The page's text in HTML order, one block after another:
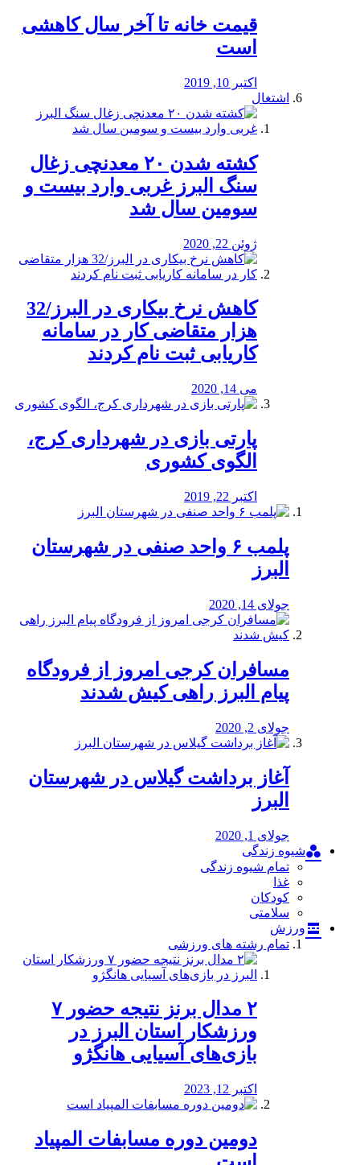
قیمت خانه تا آخر سال کاهشی
است
اکتبر 10, 2019
اشتغال
کشته شدن ۲۰ معدنچی زغال
سنگ البرز غربی وارد بیست و
سومین سال شد
ژوئن 22, 2020
کاهش نرخ بیکاری در البرز/32
هزار متقاضی کار در سامانه
کاریابی ثبت نام کردند
می 14, 2020
پارتی بازی در شهرداری کرج،
الگوی کشوری
اکتبر 22, 2019
پلمب ۶ واحد صنفی در شهرستان
البرز
جولای 14, 2020
مسافران کرجی امروز از فرودگاه
پیام البرز راهی کیش شدند
جولای 2, 2020
آغاز برداشت گیلاس در شهرستان
البرز
جولای 1, 2020
شیوه زندگی
تمام شیوه زندگی
غذا
کودکان
سلامتی
ورزش
تمام رشته های ورزشی
۲ مدال برنز نتیجه حضور ۷
ورزشکار استان البرز در
بازی‌های آسیایی هانگژو
اکتبر 12, 2023
دومین دوره مسابفات المپیاد